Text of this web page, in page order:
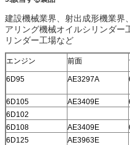
建設機械業界、射出成形機業界
アリング機械オイルシリンダー
リンダー工場など
エンジン 前面
6D95 AE3297A
6D105 AE3409E
6D102
6D108
AE3409E
6D125
AE3963E